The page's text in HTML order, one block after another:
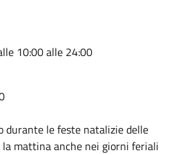
10:00 alle 24:00
durante le feste natalizie delle
mattina anche nei giorni feriali